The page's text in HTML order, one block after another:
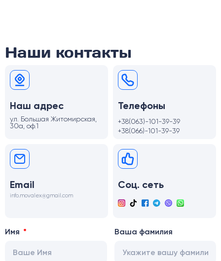
Наши контакты
Наш адрес
ул. Большая Житомирская,
30а, оф.1
Телефоны
+38(063)-101-39-39
+38(066)-101-39-39
Email
info.movalex@gmail.com
Соц. сеть
Имя Ваша фамилия